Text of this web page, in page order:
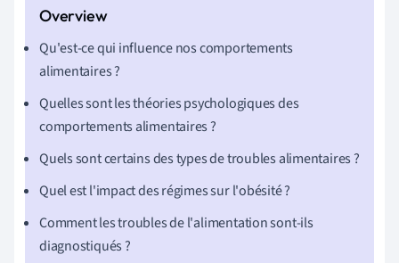
Qu'est-ce qui influence nos comportements
alimentaires ?
Quelles sont les théories psychologiques des
comportements alimentaires ?
Quels sont certains des types de troubles alimentaires ?
Quel est l'impact des régimes sur l'obésité ?
Comment les troubles de l'alimentation sont-ils
diagnostiqués ?